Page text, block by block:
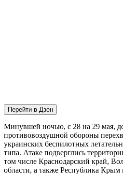
Перейти в Дзен
Минувшей ночью, с 28 на 29 мая,
противовоздушной обороны
украинских беспилотных
типа. Атаке подверглись
том числе Краснодарский край,
области, а также Республика Крым